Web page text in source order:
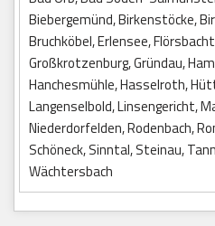
Biebergemünd, Birkenstöcke,
Bruchköbel, Erlensee,
Großkrotzenburg, Gründau,
Hanchesmühle, Hasselroth,
Langenselbold, Linsengericht,
Niederdorfelden, Rodenbach,
Schöneck, Sinntal, Steinau,
Wächtersbach